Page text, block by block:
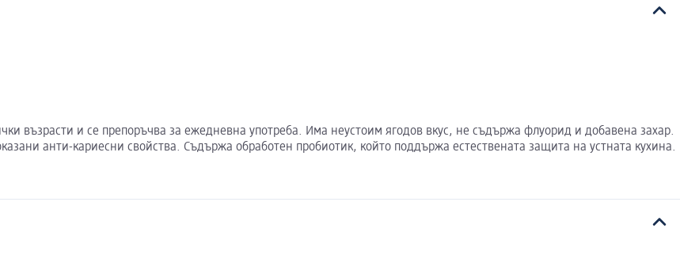
възрасти и се препоръчва за ежедневна употреба. Има неустоим ягодов вкус, не съдържа флуорид и добавена захар.
анти-кариесни свойства. Съдържа обработен пробиотик, който поддържа естествената защита на устната кухина.